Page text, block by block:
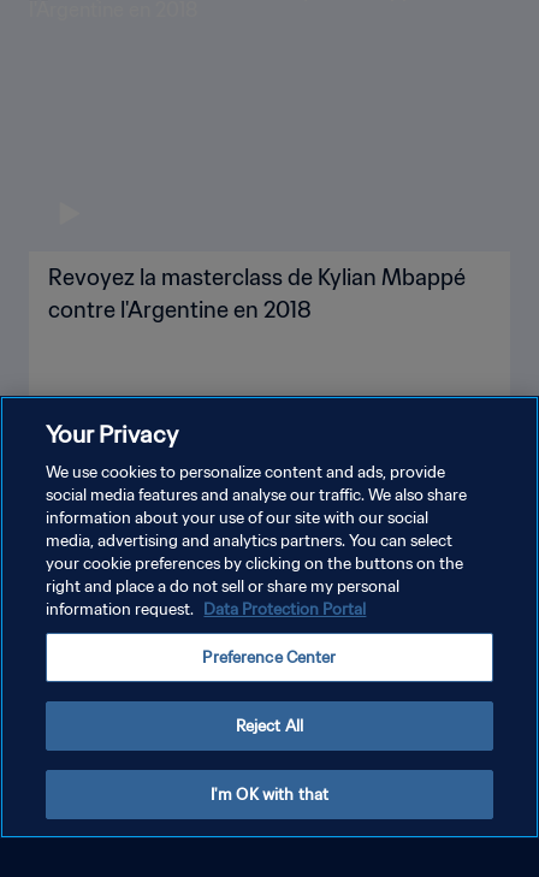
Revoyez la masterclass de Kylian Mbappé
contre l'Argentine en 2018
PLUS
POLITIQUE DE CONFIDENTIALITÉ
CONDITIONS D'UTILISATION
Your Privacy
We use cookies to personalize content and ads, provide
social media features and analyse our traffic. We also share
information about your use of our site with our social
media, advertising and analytics partners. You can select
your cookie preferences by clicking on the buttons on the
right and place a do not sell or share my personal
information request. Data Protection Portal
Preference Center
Reject All
I'm OK with that